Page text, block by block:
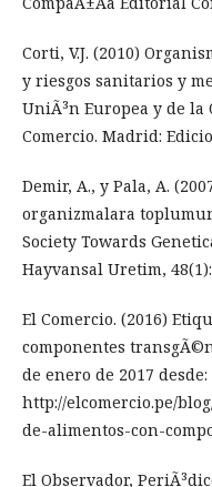
Corti, V.J. (2010)
y riesgos sanitarios y
UniÃ³n Europea y de
Comercio. Madrid:
Demir, A., y Pala, A.
organizmalara
Society Towards
Hayvansal Uretim,
El Comercio. (2016)
componentes
de enero de 2017 desde:
http://elcomercio.pe/
de-alimentos-con-
El Observador,